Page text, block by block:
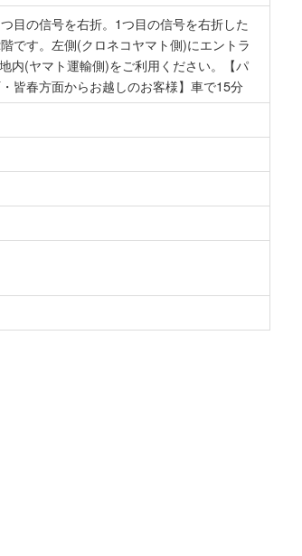
目の信号を右折。1つ目の信号を右折した
です。左側(クロネコヤマト側)にエントラ
内(ヤマト運輸側)をご利用ください。【パ
皆春方面からお越しのお客様】車で15分